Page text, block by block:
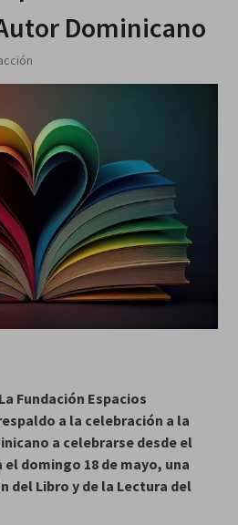
Dominicano
La Fundación Espacios
a la celebración a la
a celebrarse desde el
domingo 18 de mayo, una
del Libro y de la Lectura del